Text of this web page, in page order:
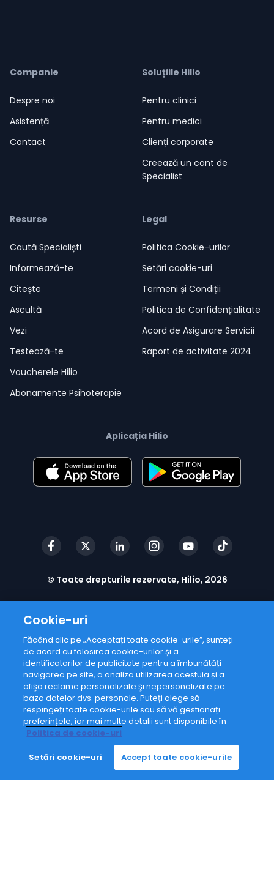
Adresă de email
De acord cupolitica de
confidențialitate
Mă abonez
Companie
Despre noi
Asistență
Contact
Soluțiile Hilio
Pentru clinici
Pentru medici
Clienți corporate
Creează un cont de
Specialist
Resurse
Caută Specialiști
Informează-te
Citește
Ascultă
Vezi
Testează-te
Voucherele Hilio
Abonamente Psihoterapie
Legal
Politica Cookie-urilor
Setări cookie-uri
Termeni și Condiții
Politica de Confidențialitate
Acord de Asigurare Servicii
Raport de activitate 2024
Aplicația Hilio
© Toate drepturile rezervate, Hilio, 2026
Cookie-uri
Făcând clic pe „Acceptați toate cookie-urile”, sunteți
de acord cu folosirea cookie-urilor și a
identificatorilor de publicitate pentru a îmbunătăți
navigarea pe site, a analiza utilizarea acestuia și a
afişa reclame personalizate şi nepersonalizate pe
baza datelor dvs. personale. Puteți alege să
respingeți toate cookie-urile sau să vă gestionați
preferințele, iar mai multe detalii sunt disponibile în
Politica de cookie-uri
Setări cookie-uri Accept toate cookie-urile